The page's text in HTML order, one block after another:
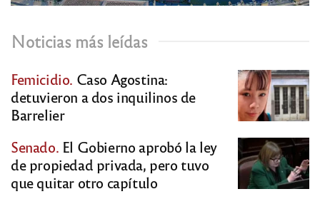
Noticias más leídas
Femicidio. Caso Agostina:
detuvieron a dos inquilinos de
Barrelier
Senado. El Gobierno aprobó la ley
de propiedad privada, pero tuvo
que quitar otro capítulo